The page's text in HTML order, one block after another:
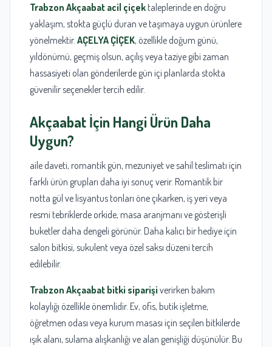
Trabzon Akçaabat acil çiçek taleplerinde en doğru
yaklaşım, stokta güçlü duran ve taşımaya uygun ürünlere
yönelmektir. AÇELYA ÇİÇEK, özellikle doğum günü,
yıldönümü, geçmiş olsun, açılış veya taziye gibi zaman
hassasiyeti olan gönderilerde gün içi planlarda stokta
güvenilir seçenekler tercih edilir.
Akçaabat İçin Hangi Ürün Daha
Uygun?
aile daveti, romantik gün, mezuniyet ve sahil teslimatı için
farklı ürün grupları daha iyi sonuç verir. Romantik bir
notta gül ve lisyantus tonları öne çıkarken, iş yeri veya
resmi tebriklerde orkide, masa aranjmanı ve gösterişli
buketler daha dengeli görünür. Daha kalıcı bir hediye için
salon bitkisi, sukulent veya özel saksı düzeni tercih
edilebilir.
Trabzon Akçaabat bitki siparişi verirken bakım
kolaylığı özellikle önemlidir. Ev, ofis, butik işletme,
öğretmen odası veya kurum masası için seçilen bitkilerde
ışık alanı, sulama alışkanlığı ve alan genişliği düşünülür. Bu